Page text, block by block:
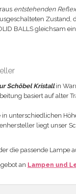
entstehenden
Zustand,
BALLS gleichsam
Schöbel Kristallin
basiert auf alter
unterschiedlichen
liegt unser
die passende
an Lampen und